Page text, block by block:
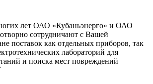
лет ОАО «Кубаньэнерго» и ОАО
сотрудничают с Вашей
поставок как отдельных приборов, так
лабораторий для
и поиска мест повреждений